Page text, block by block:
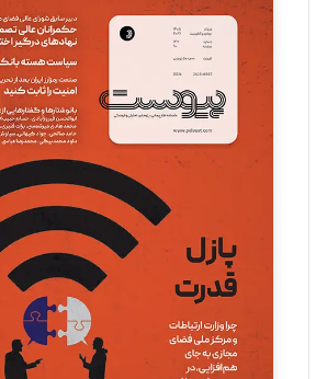
سروش کرمیان
تحریریه
مینا پاکدل
یسنا امان‌پور
تحریریه
ملینا جعفری